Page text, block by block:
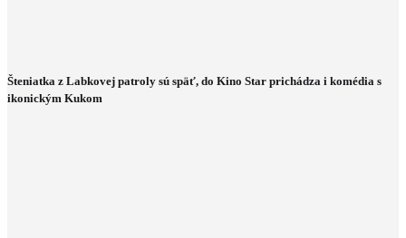
Šteniatka z Labkovej patroly sú späť, do Kino Star prichádza i komédia s
ikonickým Kukom